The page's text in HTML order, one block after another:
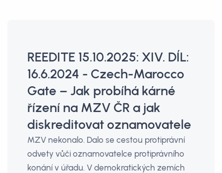
REEDITE 15.10.2025: XIV. DÍL:
16.6.2024 - Czech-Marocco
Gate – Jak probíhá kárné
řízení na MZV ČR a jak
diskreditovat oznamovatele
MZV nekonalo. Dalo se cestou protiprávní
odvety vůči oznamovatelce protiprávního
konání v úřadu. V demokratických zemích